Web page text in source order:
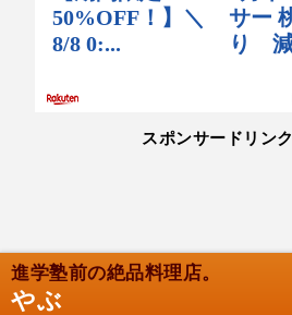
スポンサードリンク
進学塾前の絶品料理店。
やぶ